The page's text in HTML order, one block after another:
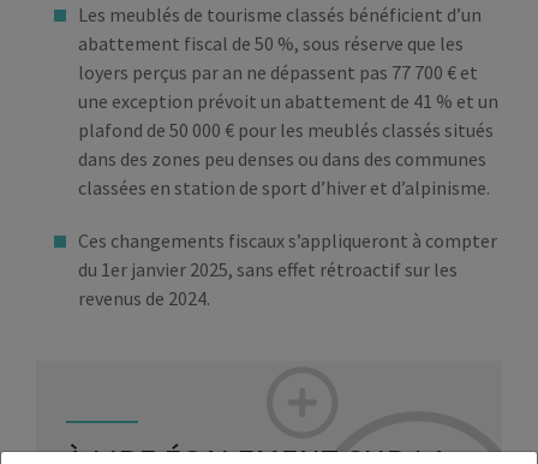
Les meublés de tourisme classés bénéficient d’un
abattement fiscal de 50 %, sous réserve que les
loyers perçus par an ne dépassent pas 77 700 € et
une exception prévoit un abattement de 41 % et un
plafond de 50 000 € pour les meublés classés situés
dans des zones peu denses ou dans des communes
classées en station de sport d’hiver et d’alpinisme.
Ces changements fiscaux s’appliqueront à compter
du 1er janvier 2025, sans effet rétroactif sur les
revenus de 2024.